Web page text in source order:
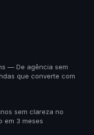
— De agência sem
que converte com
sem clareza no
em 3 meses